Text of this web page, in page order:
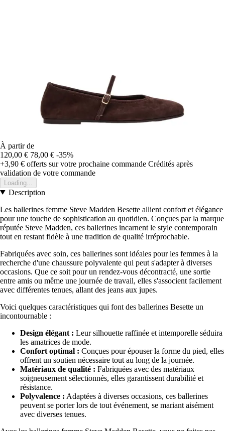
À partir de
120,00 € 78,00 € -35%
+3,90 € offerts sur votre prochaine commande Crédités après
validation de votre commande
Loading...
Description
Les ballerines femme Steve Madden Besette allient confort et élégance
pour une touche de sophistication au quotidien. Conçues par la marque
réputée Steve Madden, ces ballerines incarnent le style contemporain
tout en restant fidèle à une tradition de qualité irréprochable.
Fabriquées avec soin, ces ballerines sont idéales pour les femmes à la
recherche d'une chaussure polyvalente qui peut s'adapter à diverses
occasions. Que ce soit pour un rendez-vous décontracté, une sortie
entre amis ou même une journée de travail, elles s'associent facilement
avec différentes tenues, allant des jeans aux jupes.
Voici quelques caractéristiques qui font des ballerines Besette un
incontournable :
Design élégant : Leur silhouette raffinée et intemporelle séduira
les amatrices de mode.
Confort optimal : Conçues pour épouser la forme du pied, elles
offrent un soutien nécessaire tout au long de la journée.
Matériaux de qualité : Fabriquées avec des matériaux
soigneusement sélectionnés, elles garantissent durabilité et
résistance.
Polyvalence : Adaptées à diverses occasions, ces ballerines
peuvent se porter lors de tout événement, se mariant aisément
avec diverses tenues.